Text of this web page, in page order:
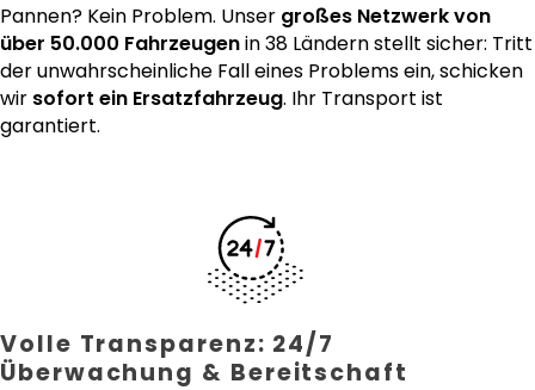
Pannen? Kein Problem. Unser großes Netzwerk von
über 50.000 Fahrzeugenin 38 Ländern stellt sicher: Tritt
der unwahrscheinliche Fall eines Problems ein, schicken
wir sofort ein Ersatzfahrzeug. Ihr Transport ist
garantiert.
Volle Transparenz: 24/7
Überwachung & Bereitschaft